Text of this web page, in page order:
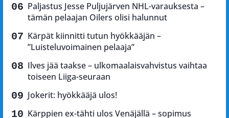
Paljastus Jesse Puljujärven NHL-varauksesta –
tämän pelaajan Oilers olisi halunnut
Kärpät kiinnitti tutun hyökkääjän –
”Luisteluvoimainen pelaaja”
Ilves jää taakse – ulkomaalaisvahvistus vaihtaa
toiseen Liiga-seuraan
Jokerit: hyökkääjä ulos!
Kärppien ex-tähti ulos Venäjällä – sopimus